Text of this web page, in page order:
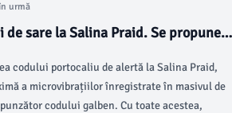
urmă
sare la Salina Praid. Se propune
codului portocaliu de alertă la Salina Praid,
a microvibrațiilor înregistrate în masivul de
codului galben. Cu toate acestea,